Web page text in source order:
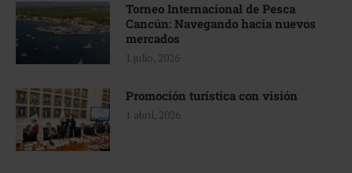
Torneo Internacional de Pesca
Cancún: Navegando hacia nuevos
mercados
1 julio, 2026
Promoción turística con visión
1 abril, 2026